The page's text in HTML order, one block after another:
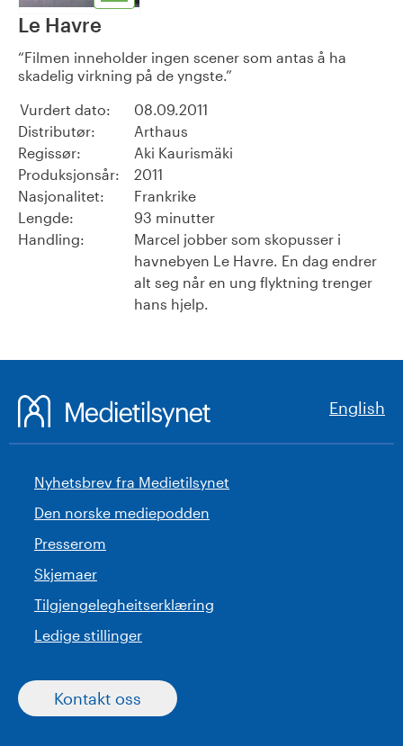
Le Havre
Filmen inneholder ingen scener som antas å ha
skadelig virkning på de yngste.
Vurdert dato:
08.09.2011
Distributør:
Arthaus
Regissør:
Aki Kaurismäki
Produksjonsår:
2011
Nasjonalitet:
Frankrike
Lengde:
93 minutter
Handling:
Marcel jobber som skopusser i
havnebyen Le Havre. En dag endrer
alt seg når en ung flyktning trenger
hans hjelp.
English
Nyhetsbrev fra Medietilsynet
Den norske mediepodden
Presserom
Skjemaer
Tilgjengelegheitserklæring
Ledige stillinger
Kontakt oss